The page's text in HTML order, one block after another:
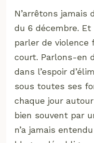
N’arrêtons jamais
du 6 décembre. Et
parler de
court. Parlons-en
dans l’espoir
sous toutes ses
chaque jour
bien souvent par
n’a jamais